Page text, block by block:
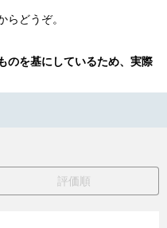
らどうぞ。
のを基にしているため、実際
評価順